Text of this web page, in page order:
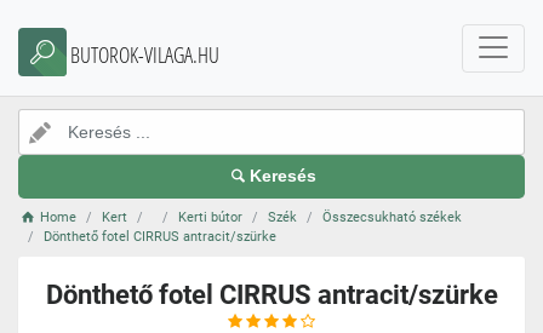
BUTOROK-VILAGA.HU
Keresés
Home Kert Kerti bútor Szék
Összecsukható székek
Dönthető fotel CIRRUS antracit/szürke
Dönthető fotel CIRRUS antracit/szürke